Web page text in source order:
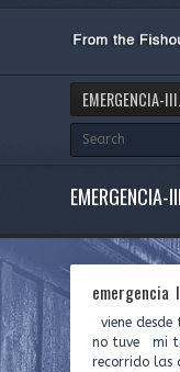
EMERGENCIA-
EMERGENCIA-
emergencia
viene
no tuve mi
recorrido las